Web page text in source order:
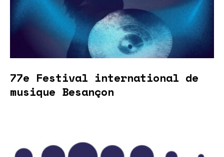
77e Festival international de
musique Besançon